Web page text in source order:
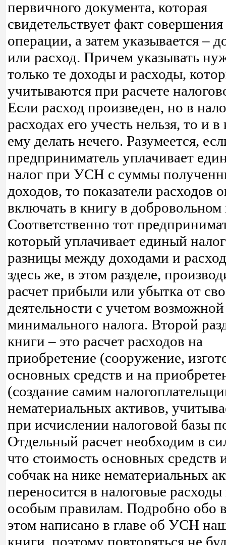
первичного документа, которая
свидетельствует факт
операции, а затем указывается –
или расход. Причем указывать
только те доходы и расходы,
учитываются при расчете
Если расход произведен, но в
расходах его учесть нельзя, то и в
ему делать нечего. Разумеется,
предприниматель уплачивает
налог при УСН с суммы
доходов, то показатели расходов
включать в книгу в добровольном
Соответственно тот
который уплачивает единый
разницы между доходами и
здесь же, в этом разделе,
расчет прибыли или убытка от
деятельности с учетом
минимального налога. Второй
книги – это расчет расходов на
приобретение (сооружение,
основных средств и на
(создание самим
нематериальных активов,
при исчислении налоговой базы
Отдельный расчет необходим в
что стоимость основных средств
собчак на нике нематериальных
переносится в налоговые
особым правилам. Подробно обо
этом написано в главе об УСН
книги, поэтому повторяться не